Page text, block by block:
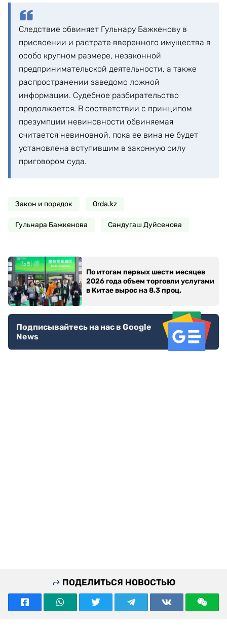
Следствие обвиняет Гульнару Бажкенову в
присвоении и растрате вверенного имущества в
особо крупном размере, незаконной
предпринимательской деятельности, а также
распространении заведомо ложной
информации. Судебное разбирательство
продолжается. В соответствии с принципом
презумпции невиновности обвиняемая
считается невиновной, пока ее вина не будет
установлена вступившим в законную силу
приговором суда.
Закон и порядок Orda.kz
Гульнара Бажкенова Сандугаш Дуйсенова
По итогам первых шести месяцев
2026 года объем торговли услугами
в Китае вырос на 8,3 проц.
Подписывайтесь на нас в Google
News
ПОДЕЛИТЬСЯ НОВОСТЬЮ